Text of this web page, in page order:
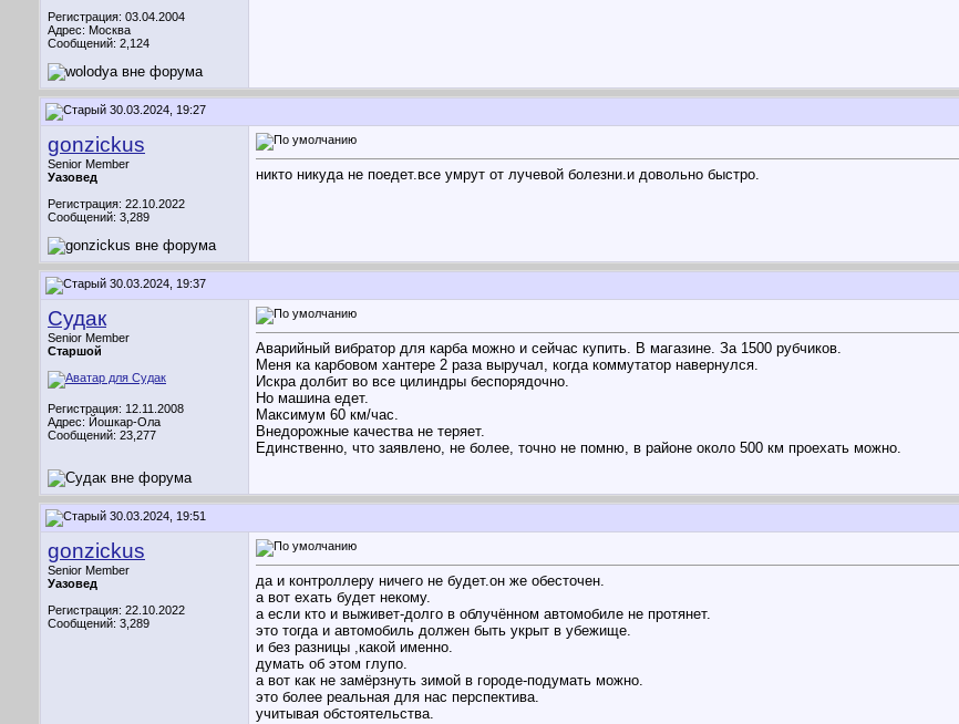
Регистрация: 03.04.2004
Адрес: Москва
Сообщений: 2,124
30.03.2024, 19:27
gonzickus
Senior Member
Уазовед
Регистрация: 22.10.2022
Сообщений: 3,289
никто никуда не поедет.все умрут от лучевой болезни.и довольно быстро.
30.03.2024, 19:37
Судак
Senior Member
Старшой
Регистрация: 12.11.2008
Адрес: Йошкар-Ола
Сообщений: 23,277
Аварийный вибратор для карба можно и сейчас купить. В магазине. За 1500 рубчиков.
Меня ка карбовом хантере 2 раза выручал, когда коммутатор навернулся.
Искра долбит во все цилиндры беспорядочно.
Но машина едет.
Максимум 60 км/час.
Внедорожные качества не теряет.
Единственно, что заявлено, не более, точно не помню, в районе около 500 км проехать можно.
30.03.2024, 19:51
gonzickus
Senior Member
Уазовед
Регистрация: 22.10.2022
Сообщений: 3,289
да и контроллеру ничего не будет.он же обесточен.
а вот ехать будет некому.
а если кто и выживет-долго в облучённом автомобиле не протянет.
это тогда и автомобиль должен быть укрыт в убежище.
и без разницы ,какой именно.
думать об этом глупо.
а вот как не замёрзнуть зимой в городе-подумать можно.
это более реальная для нас перспектива.
учитывая обстоятельства.